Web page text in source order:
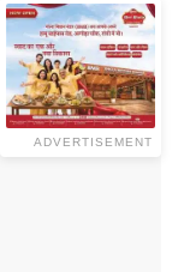
ADVERTISEMENT